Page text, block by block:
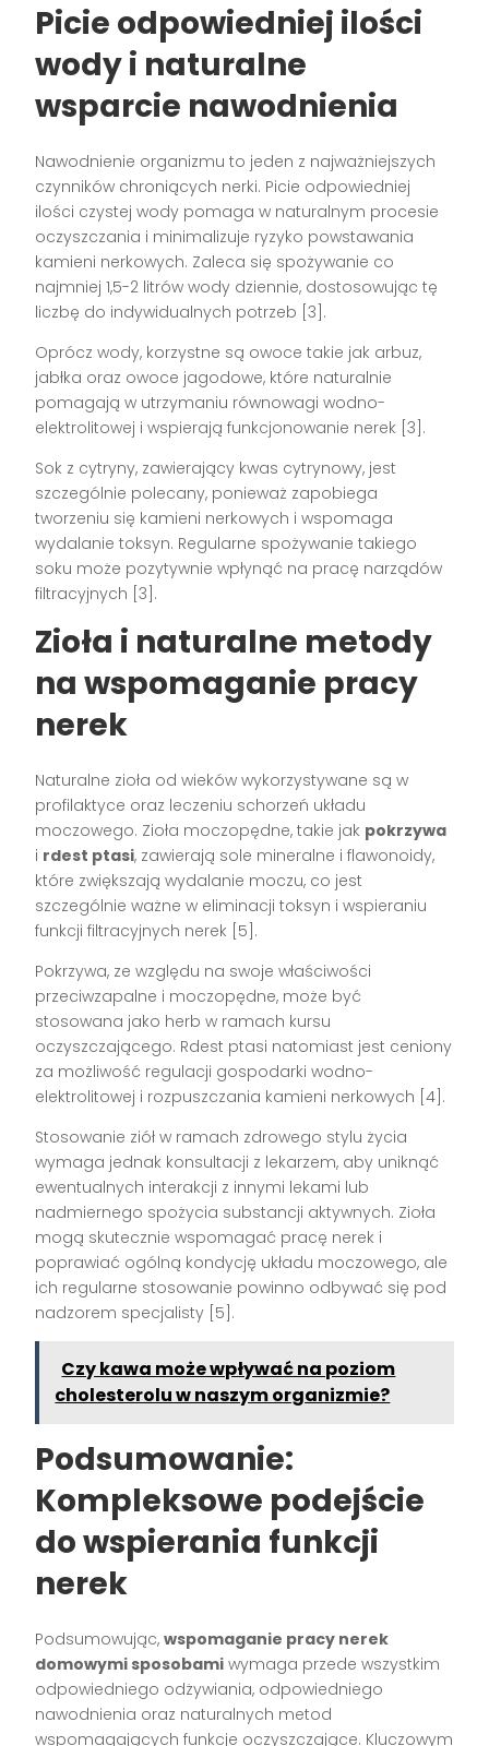
Picie odpowiedniej ilości
wody i naturalne
wsparcie nawodnienia
Nawodnienie organizmu to jeden z najważniejszych
czynników chroniących nerki. Picie odpowiedniej
ilości czystej wody pomaga w naturalnym procesie
oczyszczania i minimalizuje ryzyko powstawania
kamieni nerkowych. Zaleca się spożywanie co
najmniej 1,5-2 litrów wody dziennie, dostosowując tę
liczbę do indywidualnych potrzeb [3].
Oprócz wody, korzystne są owoce takie jak arbuz,
jabłka oraz owoce jagodowe, które naturalnie
pomagają w utrzymaniu równowagi wodno-
elektrolitowej i wspierają funkcjonowanie nerek [3].
Sok z cytryny, zawierający kwas cytrynowy, jest
szczególnie polecany, ponieważ zapobiega
tworzeniu się kamieni nerkowych i wspomaga
wydalanie toksyn. Regularne spożywanie takiego
soku może pozytywnie wpłynąć na pracę narządów
filtracyjnych [3].
Zioła i naturalne metody
na wspomaganie pracy
nerek
Naturalne zioła od wieków wykorzystywane są w
profilaktyce oraz leczeniu schorzeń układu
moczowego. Zioła moczopędne, takie jak pokrzywa
i rdest ptasi, zawierają sole mineralne i flawonoidy,
które zwiększają wydalanie moczu, co jest
szczególnie ważne w eliminacji toksyn i wspieraniu
funkcji filtracyjnych nerek [5].
Pokrzywa, ze względu na swoje właściwości
przeciwzapalne i moczopędne, może być
stosowana jako herb w ramach kursu
oczyszczającego. Rdest ptasi natomiast jest ceniony
za możliwość regulacji gospodarki wodno-
elektrolitowej i rozpuszczania kamieni nerkowych [4].
Stosowanie ziół w ramach zdrowego stylu życia
wymaga jednak konsultacji z lekarzem, aby uniknąć
ewentualnych interakcji z innymi lekami lub
nadmiernego spożycia substancji aktywnych. Zioła
mogą skutecznie wspomagać pracę nerek i
poprawiać ogólną kondycję układu moczowego, ale
ich regularne stosowanie powinno odbywać się pod
nadzorem specjalisty [5].
Czy kawa może wpływać na poziom
cholesterolu w naszym organizmie?
Podsumowanie:
Kompleksowe podejście
do wspierania funkcji
nerek
Podsumowując,wspomaganie pracy nerek
domowymi sposobami wymaga przede wszystkim
odpowiedniego odżywiania, odpowiedniego
nawodnienia oraz naturalnych metod
wspomagających funkcje oczyszczające. Kluczowym